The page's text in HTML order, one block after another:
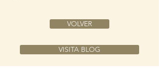
VOLVER
VISITA BLOG